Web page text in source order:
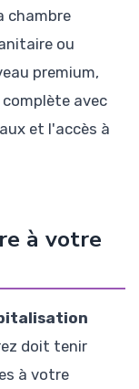
chambre
ou
premium,
avec
et l'accès à
à votre
doit tenir
à votre